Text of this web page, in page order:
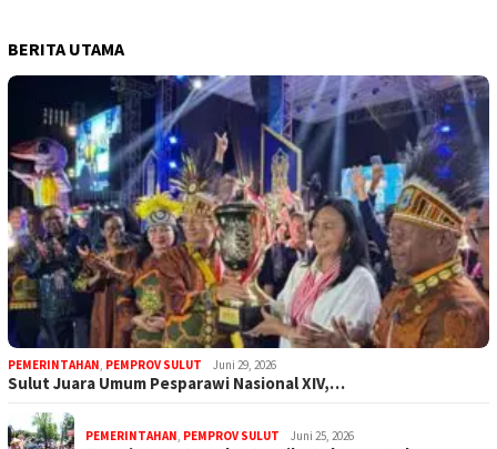
BERITA UTAMA
PEMERINTAHAN, PEMPROV SULUT Juni 29, 2026
Sulut Juara Umum Pesparawi Nasional XIV,…
PEMERINTAHAN, PEMPROV SULUT Juni 25, 2026